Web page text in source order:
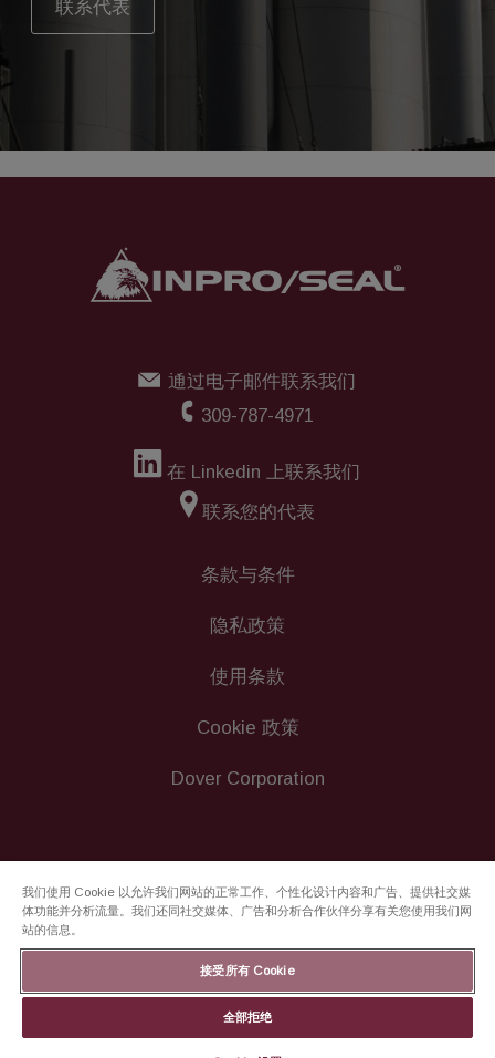
联系代表
通过电子邮件联系我们
309-787-4971
在 Linkedin 上联系我们
联系您的代表
条款与条件
隐私政策
使用条款
Cookie 政策
Dover Corporation
我们使用 Cookie 以允许我们网站的正常工作、个性化设计内容和广告、提供社交媒
体功能并分析流量。我们还同社交媒体、广告和分析合作伙伴分享有关您使用我们网
站的信息。
接受所有 Cookie
全部拒绝